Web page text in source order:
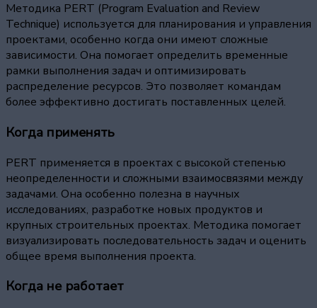
Методика PERT (Program Evaluation and Review
Technique) используется для планирования и управления
проектами, особенно когда они имеют сложные
зависимости. Она помогает определить временные
рамки выполнения задач и оптимизировать
распределение ресурсов. Это позволяет командам
более эффективно достигать поставленных целей.
Когда применять
PERT применяется в проектах с высокой степенью
неопределенности и сложными взаимосвязями между
задачами. Она особенно полезна в научных
исследованиях, разработке новых продуктов и
крупных строительных проектах. Методика помогает
визуализировать последовательность задач и оценить
общее время выполнения проекта.
Когда не работает